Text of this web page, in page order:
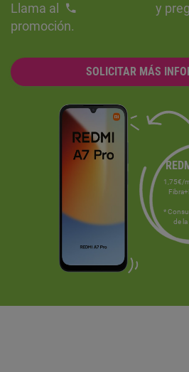
Llama al
y
promoción.
SOLICITAR MÁS
1,75€/
*
de